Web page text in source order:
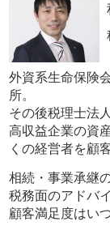
外資系生命保険
所。
その後税理士法
高収益企業の資
くの経営者を顧
相続・事業承継
税務面のアドバ
顧客満足度はい